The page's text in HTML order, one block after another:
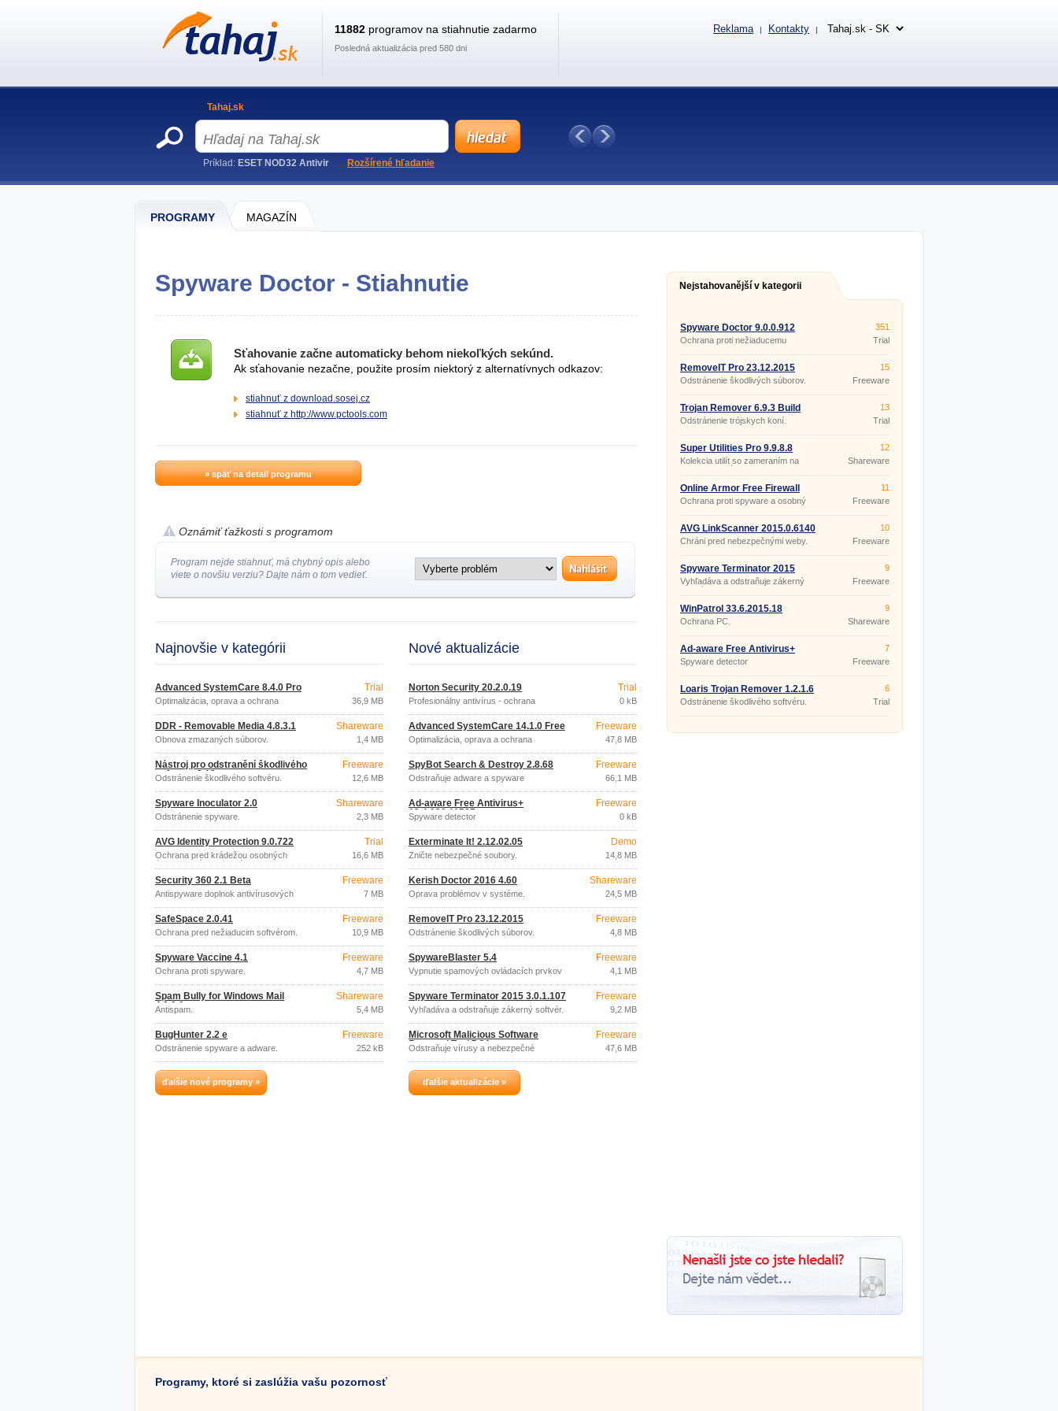
PROGRAMY MAGAZÍN
Spyware Doctor - Stiahnutie
Sťahovanie začne automaticky behom niekoľkých sekúnd.
Ak sťahovanie nezačne, použite prosím niektorý z alternatívnych odkazov:
stiahnuť z download.sosej.cz
stiahnuť z http://www.pctools.com
» späť na detail programu
Oznámiť ťažkosti s programom
Program nejde stiahnuť, má chybný opis alebo
viete o novšiu verziu? Dajte nám o tom vedieť.
Najnovšie v kategórii
Advanced SystemCare 8.4.0 Pro
Optimalizácia, oprava a ochrana
Trial
36,9 MB
DDR - Removable Media 4.8.3.1
Obnova zmazaných súborov.
Shareware
1,4 MB
Nástroj pro odstranění škodlivého
softwaru 3.19
Odstránenie škodlivého softvéru.
Freeware
12,6 MB
Spyware Inoculator 2.0
Odstránenie spyware.
Shareware
2,3 MB
AVG Identity Protection 9.0.722
Ochrana pred krádežou osobných
údajov, novým a neznámym malwarom.
Trial
16,6 MB
Security 360 2.1 Beta
Antispyware doplnok antivírusových
Freeware
7 MB
SafeSpace 2.0.41
Ochrana pred nežiaducim softvérom.
Freeware
10,9 MB
Spyware Vaccine 4.1
Ochrana proti spyware.
Freeware
4,7 MB
Spam Bully for Windows Mail
4.2.0.0
Antispam.
Shareware
5,4 MB
BugHunter 2.2 e
Odstránenie spyware a adware.
Freeware
252 kB
ďalšie nové programy »
Nové aktualizácie
Norton Security 20.2.0.19
Profesionálny antivírus - ochrana
Trial
0 kB
Advanced SystemCare 14.1.0 Free
Optimalizácia, oprava a ochrana
Freeware
47,8 MB
SpyBot Search & Destroy 2.8.68
Odstraňuje adware a spyware
Freeware
66,1 MB
Ad-aware Free Antivirus+
12.4.930.11587
Spyware detector
Freeware
0 kB
Exterminate It! 2.12.02.05
Zničte nebezpečné soubory.
Demo
14,8 MB
Kerish Doctor 2016 4.60
Oprava problémov v systéme.
Shareware
24,5 MB
RemoveIT Pro 23.12.2015
Odstránenie škodlivých súborov.
Freeware
4,8 MB
SpywareBlaster 5.4
Vypnutie spamových ovládacích prvkov
Freeware
4,1 MB
Spyware Terminator 2015 3.0.1.107
Vyhľadáva a odstraňuje zákerný softvér.
Freeware
9,2 MB
Microsoft Malicious Software
Removal Tool 5.31
Odstraňuje vírusy a nebezpečné
Freeware
47,6 MB
ďalšie aktualizácie »
Nejstahovanější v kategorii
Spyware Doctor 9.0.0.912
Ochrana proti nežiaducemu
351
Trial
RemoveIT Pro 23.12.2015
Odstránenie škodlivých súborov.
15
Freeware
Trojan Remover 6.9.3 Build
2941
Odstránenie trójskych koní.
13
Trial
Super Utilities Pro 9.9.8.8
Kolekcia utilít so zameraním na
ochranu a zrýchlenie Windows.
12
Shareware
Online Armor Free Firewall
6.0.0.1736
Ochrana proti spyware a osobný
11
Freeware
AVG LinkScanner 2015.0.6140
Chráni pred nebezpečnými weby.
10
Freeware
Spyware Terminator 2015
3.0.1.107
Vyhľadáva a odstraňuje zákerný
softvér.
9
Freeware
WinPatrol 33.6.2015.18
Ochrana PC.
9
Shareware
Ad-aware Free Antivirus+
12.4.930.11587
Spyware detector
7
Freeware
Loaris Trojan Remover 1.2.1.6
Odstránenie škodlivého softvéru.
6
Trial
Programy, ktoré si zaslúžia vašu pozornosť
11882 programov na stiahnutie zadarmo
Posledná aktualizácia pred 580 dni
Reklama | Kontakty |
Tahaj.sk
Príklad: ESET NOD32 Antivir Rozšírené hľadanie